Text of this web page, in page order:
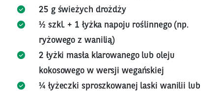
25 g świeżych drożdży
½ szkl. + 1 łyżka napoju roślinnego (np.
ryżowego z wanilią)
2 łyżki masła klarowanego lub oleju
kokosowego w wersji wegańskiej
¼ łyżeczki sproszkowanej laski wanilii lub